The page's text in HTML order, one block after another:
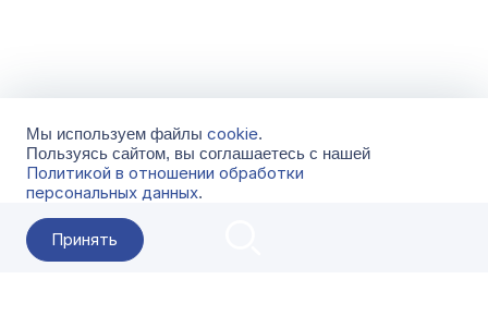
Мы используем файлы cookie.
Пользуясь сайтом, вы соглашаетесь с нашей
Политикой в отношении обработки
персональных данных.
Принять